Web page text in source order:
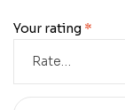
Your rating *